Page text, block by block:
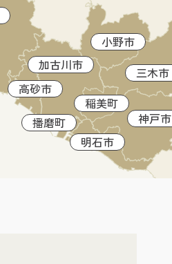
小野市
加古川市
三木市
高砂市
稲美町
播磨町
神戸市
明石市